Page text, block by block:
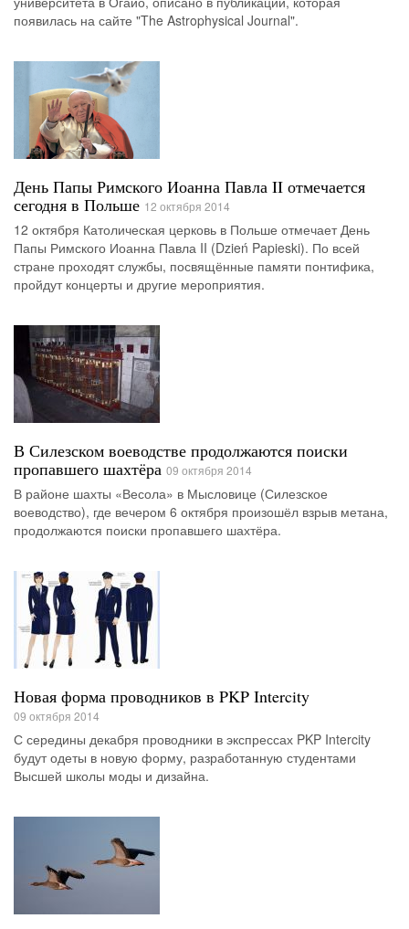
появилась на сайте "The Astrophysical Journal".
День Папы Римского Иоанна Павла II отмечается
сегодня в Польше 12 октября 2014
12 октября Католическая церковь в Польше отмечает День
Папы Римского Иоанна Павла II (Dzień Papieski). По всей
стране проходят службы, посвящённые памяти понтифика,
пройдут концерты и другие мероприятия.
В Силезском воеводстве продолжаются поиски
пропавшего шахтёра 09 октября 2014
В районе шахты «Весола» в Мысловице (Силезское
воеводство), где вечером 6 октября произошёл взрыв метана,
продолжаются поиски пропавшего шахтёра.
Новая форма проводников в PKP Intercity
09 октября 2014
С середины декабря проводники в экспрессах PKP Intercity
будут одеты в новую форму, разработанную студентами
Высшей школы моды и дизайна.